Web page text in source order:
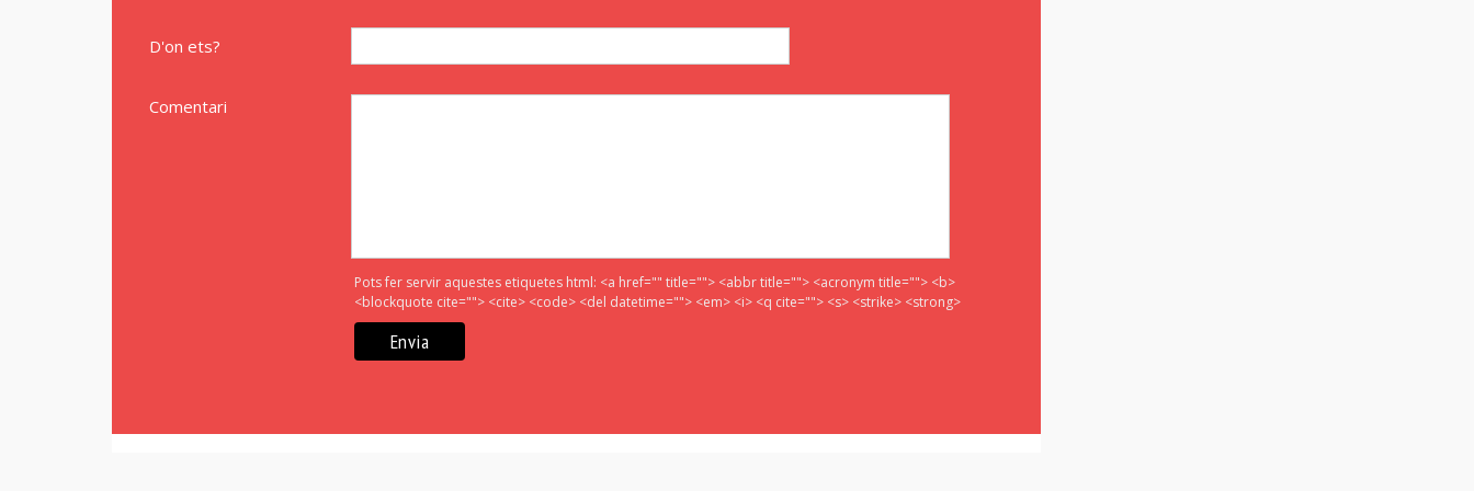
D'on ets?
Comentari
Pots fer servir aquestes etiquetes html: <a href="" title=""> <abbr title=""> <acronym title=""> <b>
<blockquote cite=""> <cite> <code> <del datetime=""> <em> <i> <q cite=""> <s> <strike> <strong>